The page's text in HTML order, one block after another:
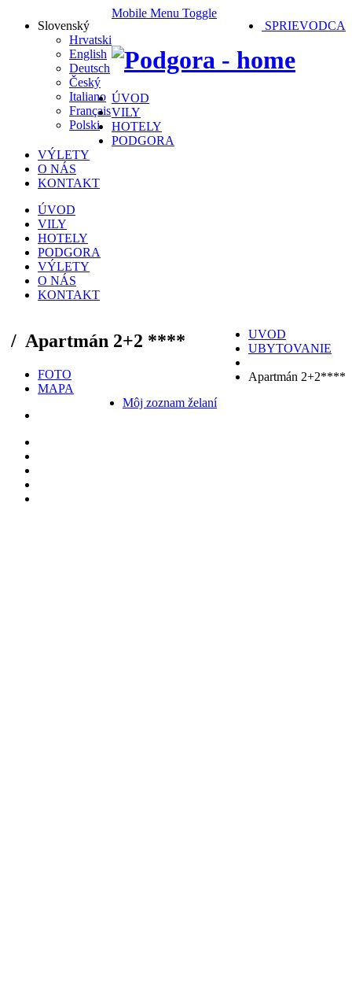
Slovenský
Hrvatski
English
Deutsch
Český
Italiano
Français
Polski
SPRIEVODCA
Mobile Menu Toggle
ÚVOD
VILY
HOTELY
PODGORA
VÝLETY
O NÁS
KONTAKT
ÚVOD
VILY
HOTELY
PODGORA
VÝLETY
O NÁS
KONTAKT
/ Apartmán 2+2 ****
UVOD
UBYTOVANIE
Apartmán 2+2****
FOTO
MAPA
Môj zoznam želaní